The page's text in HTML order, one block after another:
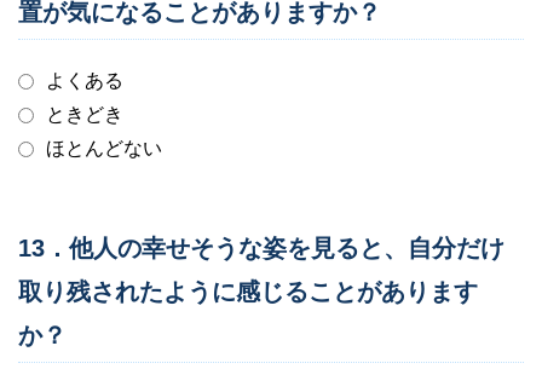
置が気になることがありますか？
よくある
ときどき
ほとんどない
13．他人の幸せそうな姿を見ると、自分だけ
取り残されたように感じることがあります
か？